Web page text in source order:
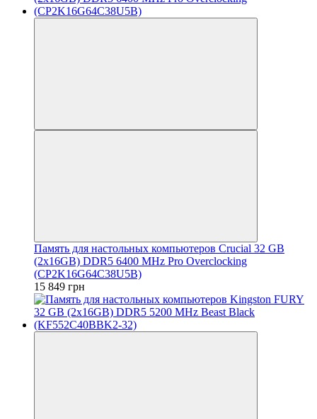
Память для настольных компьютеров Crucial 32 GB
(2x16GB) DDR5 6400 MHz Pro Overclocking
(CP2K16G64C38U5B)
15 849 грн